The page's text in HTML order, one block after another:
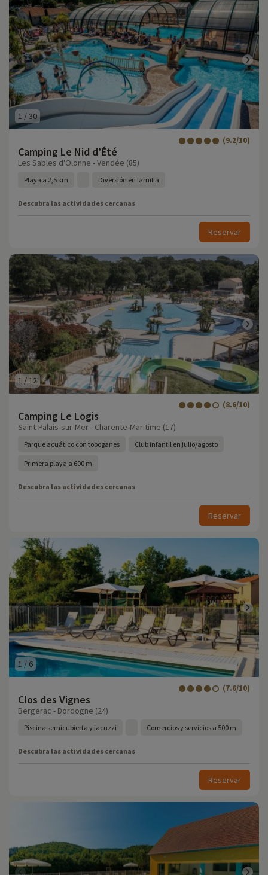
1 /30
Camping Le Nid d’Été
(9.2/10)
Les Sables d'Olonne - Vendée (85)
Playa a 2,5 km Diversión en familia
Descubra las actividades cercanas
Reservar
1 /12
Camping Le Logis
(8.6/10)
Saint-Palais-sur-Mer - Charente-Maritime (17)
Parque acuático con toboganes Club infantil en julio/agosto
Primera playa a 600 m
Descubra las actividades cercanas
Reservar
1 / 6
Clos des Vignes
(7.6/10)
Bergerac - Dordogne (24)
Piscina semicubierta y jacuzzi Comercios y servicios a 500 m
Descubra las actividades cercanas
Reservar